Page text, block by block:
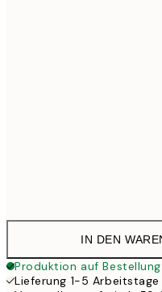
IN DEN
Produktion auf Bestellung
Lieferung 1-5 Arbeitstage